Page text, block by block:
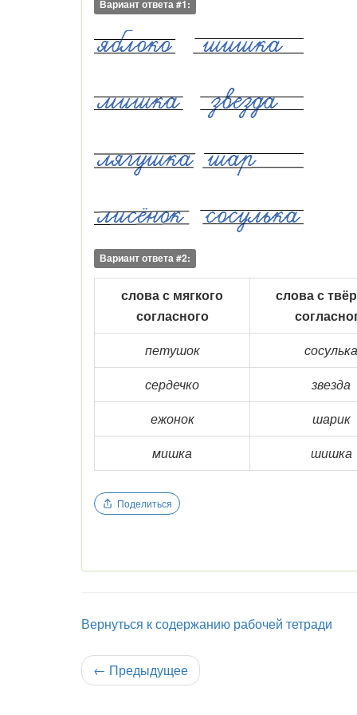
Вариант ответа #1:
Вариант ответа #2:
слова с мягкого
согласного
слова с
петушок
сосулька
сердечко
звезда
ежонок
шарик
мишка
шишка
Поделиться
Вернуться к содержанию рабочей тетради
← Предыдущее